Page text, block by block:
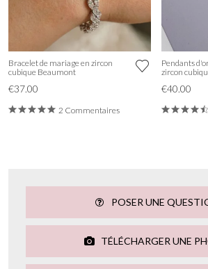
Bracelet de mariage en zircon
cubique Beaumont
€37.00
2 Commentaires
Pendants
zircon
€40.00
POSER UNE
TÉLÉCHARGER UNE